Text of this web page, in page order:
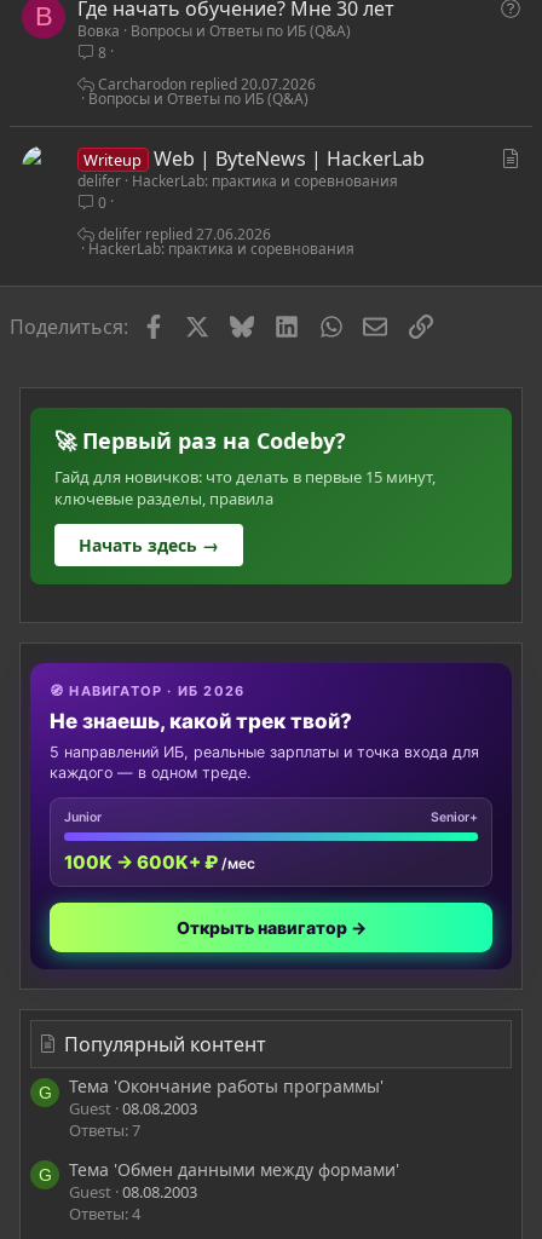
я
В
В
Где начать обучение? Мне 30 лет
Вовка
Вопросы и Ответы по ИБ (Q&A)
8
Вопросы и Ответы по ИБ (Q&A)
20.07.2026
Carcharodon
я
Writeup Web | ByteNews | HackerLab
delifer HackerLab: практика и соревнования
0
HackerLab: практика и соревнования
27.06.2026
delifer
Поделиться: FacebookBlueskyLinkedInWhatsAppЭлектронная
Ссылка
🚀 Первый раз на Codeby?
Гайд для новичков: что делать в первые 15 минут,
ключевые разделы, правила
Начать здесь →
🧭 НАВИГАТОР · ИБ 2026
Не знаешь, какой трек твой?
5 направлений ИБ, реальные зарплаты и точка входа для
каждого — в одном треде.
Junior Senior+
100K → 600K+ ₽ /мес
Открыть навигатор →
Популярный контент
G Тема 'Окончание работы программы'
Guest 08.08.2003
Ответы: 7
G Тема 'Обмен данными между формами'
Guest 08.08.2003
Ответы: 4